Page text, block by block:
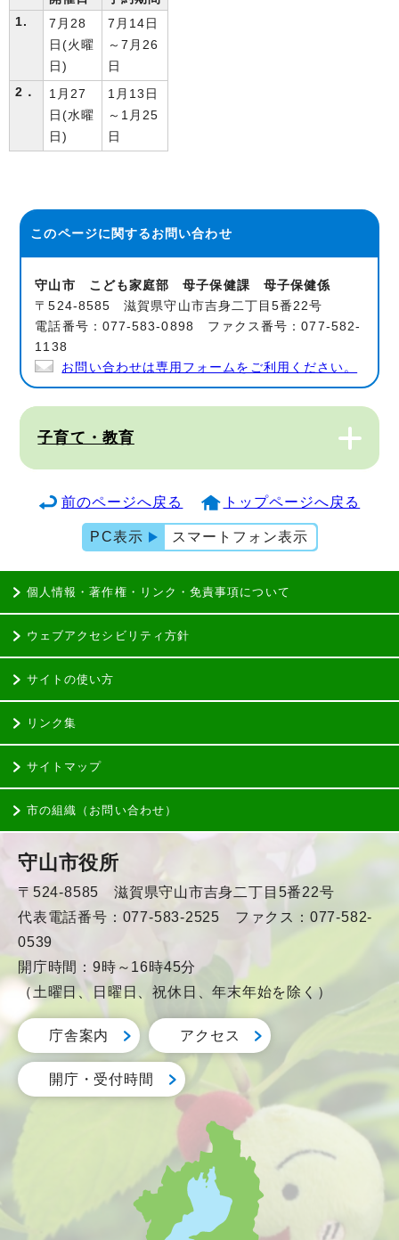
1.
7月28
日(火曜
日)
7月14日
～7月26
日
2．
1月27
日(水曜
日)
1月13日
～1月25
日
このページに関するお問い合わせ
守山市 こども家庭部 母子保健課 母子保健係
〒524-8585 滋賀県守山市吉身二丁目5番22号
電話番号：077-583-0898 ファクス番号：077-582-
1138
お問い合わせは専用フォームをご利用ください。
子育て・教育
前のページへ戻る トップページへ戻る
PC表示 スマートフォン表示
個人情報・著作権・リンク・免責事項について
ウェブアクセシビリティ方針
サイトの使い方
リンク集
サイトマップ
市の組織（お問い合わせ）
守山市役所
〒524-8585 滋賀県守山市吉身二丁目5番22号
代表電話番号：077-583-2525 ファクス：077-582-
0539
開庁時間：9時～16時45分
（土曜日、日曜日、祝休日、年末年始を除く）
庁舎案内 アクセス
開庁・受付時間